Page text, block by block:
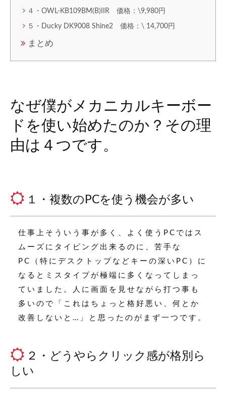
４・OWL-KB109BM(B)IIR 価格：\9,980円
５・Ducky DK9008 Shine2 価格：\ 14,700円
まとめ
なぜ僕がメカニカルキーボー
ドを使い始めたのか？その理
由は４つです。
１・複数のPCを使う機会が多い
仕事上そういう事が多く、よく使うPCではス
ムーズにタイピング出来るのに、苦手な
PC（特にデスクトップなどキーの深いPC）に
なるとミスタイプが極端に多くなってしまっ
ていました。人に画面を見せながら打つ事も
多いので「これはちょっと格好悪い、何とか
改善しないと…」と思ったのがまず一つです。
２・どうやらクリック感が格別ら
しい